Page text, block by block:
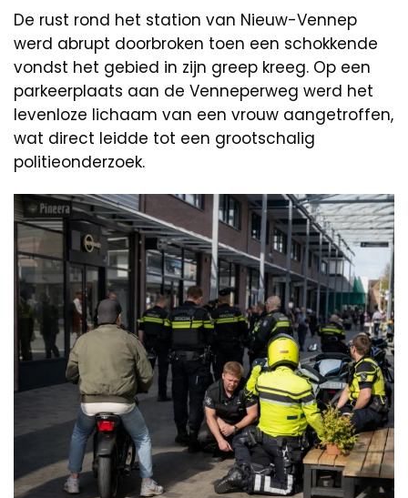
De rust rond het station van Nieuw-Vennep
werd abrupt doorbroken toen een schokkende
vondst het gebied in zijn greep kreeg. Op een
parkeerplaats aan de Venneperweg werd het
levenloze lichaam van een vrouw aangetroffen,
wat direct leidde tot een grootschalig
politieonderzoek.